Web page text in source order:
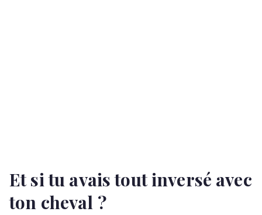
Et si tu avais tout inversé avec
ton cheval ?